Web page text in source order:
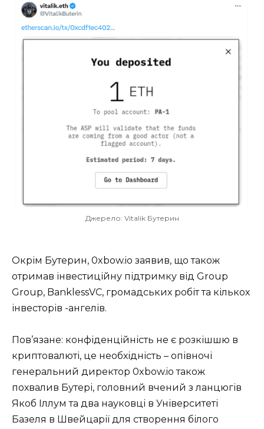
Джерело: Vitalik Бутерин
Окрім Бутерин, 0xbow.io заявив, що також
отримав інвестиційну підтримку від Group
Group, BanklessVC, громадських робіт та кількох
інвесторів -ангелів.
Пов’язане: конфіденційність не є розкішшю в
криптовалюті, це необхідність – опівночі
генеральний директор 0xbow.io також
похвалив Бутері, головний вчений з ланцюгів
Якоб Іллум та два науковці в Університеті
Базеля в Швейцарії для створення білого